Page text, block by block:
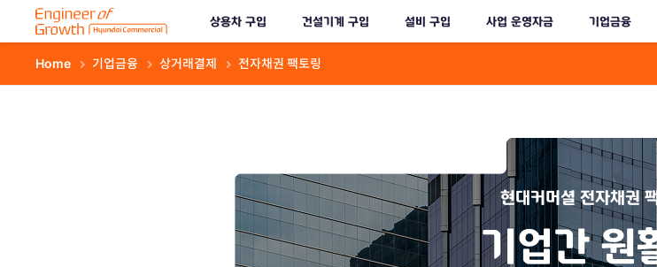
본문바로가기
상용차 구입 건설기계 구입 설비 구입 사업 운영자금 기업금융
Home 기업금융 상거래결제 전자채권 팩토링
현대커머셜 전자채권
기업간 원